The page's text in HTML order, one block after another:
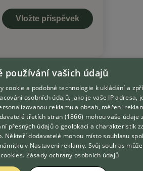
O nás
Kontakt
Možnosti zvýraznění inzerátů
používání vašich údajů
cookie a podobné technologie k ukládání a
osobních údajů, jako je vaše IP adresa,
reklamu a obsah, měření
třetích stran (1866) mohou vaše údaje
přesných údajů o geolokaci a charakteristik
Někteří dodavatelé mohou místo souhlasu
v Nastavení reklamy. Svůj souhlas
. Zásady ochrany osobních údajů